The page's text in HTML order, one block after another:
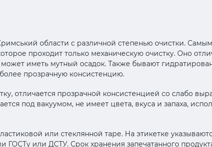
области с различной степенью очистки.
проходит только механическую очистку. Оно
иметь мутный осадок. Также бывают
прозрачную консистенцию.
отличается прозрачной консистенцией со слабо
под вакуумом, не имеет цвета, вкуса и запаха,
или стеклянной таре. На этикетке
ГОСТу или ДСТУ. Срок хранения запечатанного